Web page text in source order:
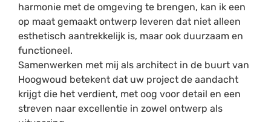
harmonie met de omgeving te brengen, kan ik een
op maat gemaakt ontwerp leveren dat niet alleen
esthetisch aantrekkelijk is, maar ook duurzaam en
functioneel.
Samenwerken met mij als architect in de buurt van
Hoogwoud betekent dat uw project de aandacht
krijgt die het verdient, met oog voor detail en een
streven naar excellentie in zowel ontwerp als